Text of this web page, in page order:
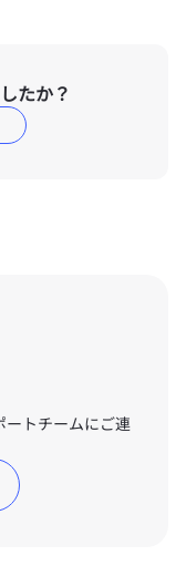
たか？
ートチームにご連